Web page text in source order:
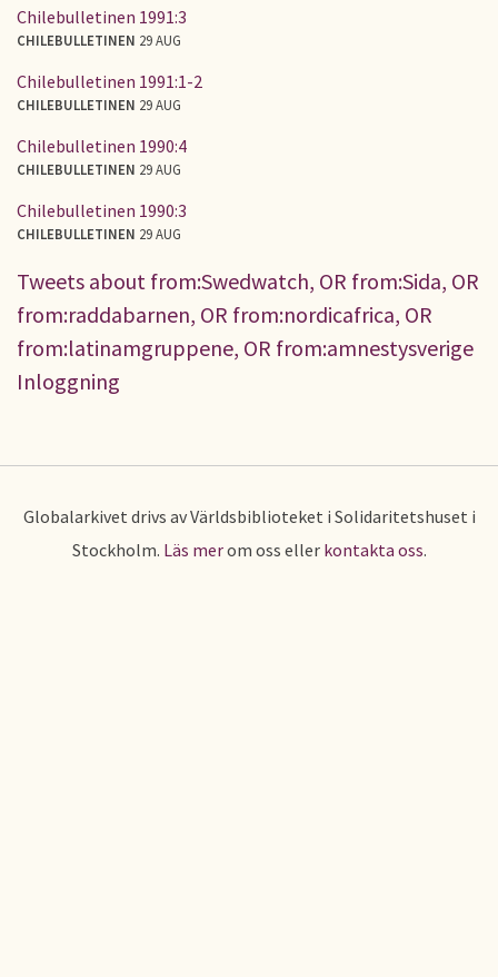
Chilebulletinen 1991:3
CHILEBULLETINEN 29 AUG
Chilebulletinen 1991:1-2
CHILEBULLETINEN 29 AUG
Chilebulletinen 1990:4
CHILEBULLETINEN 29 AUG
Chilebulletinen 1990:3
CHILEBULLETINEN 29 AUG
Tweets about from:Swedwatch, OR from:Sida, OR
from:raddabarnen, OR from:nordicafrica, OR
from:latinamgruppene, OR from:amnestysverige
Inloggning
Globalarkivet drivs av Världsbiblioteket i Solidaritetshuset i
Stockholm. Läs merom oss eller kontakta oss.